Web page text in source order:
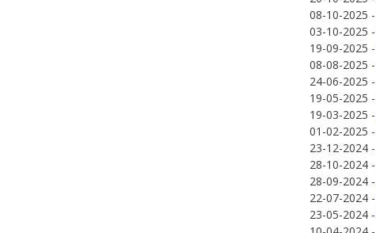
08-10-2025 -
03-10-2025 -
19-09-2025 -
08-08-2025 -
24-06-2025 -
19-05-2025 -
19-03-2025 -
01-02-2025 -
23-12-2024 -
28-10-2024 -
28-09-2024 -
22-07-2024 -
23-05-2024 -